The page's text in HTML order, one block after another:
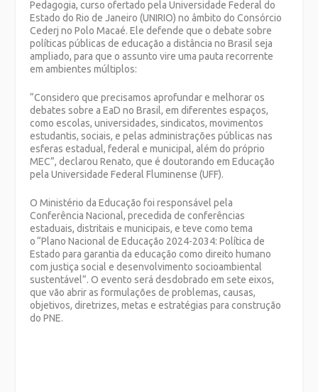
Pedagogia, curso ofertado pela Universidade Federal do
Estado do Rio de Janeiro (UNIRIO) no âmbito do Consórcio
Cederj no Polo Macaé. Ele defende que o debate sobre
políticas públicas de educação a distância no Brasil seja
ampliado, para que o assunto vire uma pauta recorrente
em ambientes múltiplos:
“Considero que precisamos aprofundar e melhorar os
debates sobre a EaD no Brasil, em diferentes espaços,
como escolas, universidades, sindicatos, movimentos
estudantis, sociais, e pelas administrações públicas nas
esferas estadual, federal e municipal, além do próprio
MEC”, declarou Renato, que é doutorando em Educação
pela Universidade Federal Fluminense (UFF).
O Ministério da Educação foi responsável pela
Conferência Nacional, precedida de conferências
estaduais, distritais e municipais, e teve como tema
o “Plano Nacional de Educação 2024-2034: Política de
Estado para garantia da educação como direito humano
com justiça social e desenvolvimento socioambiental
sustentável”. O evento será desdobrado em sete eixos,
que vão abrir as formulações de problemas, causas,
objetivos, diretrizes, metas e estratégias para construção
do PNE.